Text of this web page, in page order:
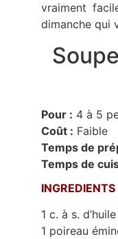
vraiment
dimanche qui
Pour : 4 à 5
Coût : Faible
Temps de
Temps de
INGREDIENTS
1 c. à s.
1 poireau